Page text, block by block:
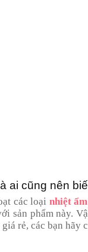
ai cũng nên
các loại nhiệt
sản phẩm này.
rẻ, các bạn hãy